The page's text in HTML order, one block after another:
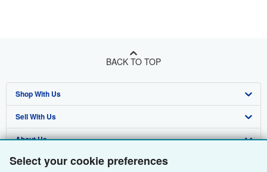
Select your cookie preferences
BACK TO TOP
Shop With Us
Advanced Search
Browse Collections
My Account
Sell With Us
Start Selling
Join Our Affiliate Programme
About Us
About AbeBooks
Find Help